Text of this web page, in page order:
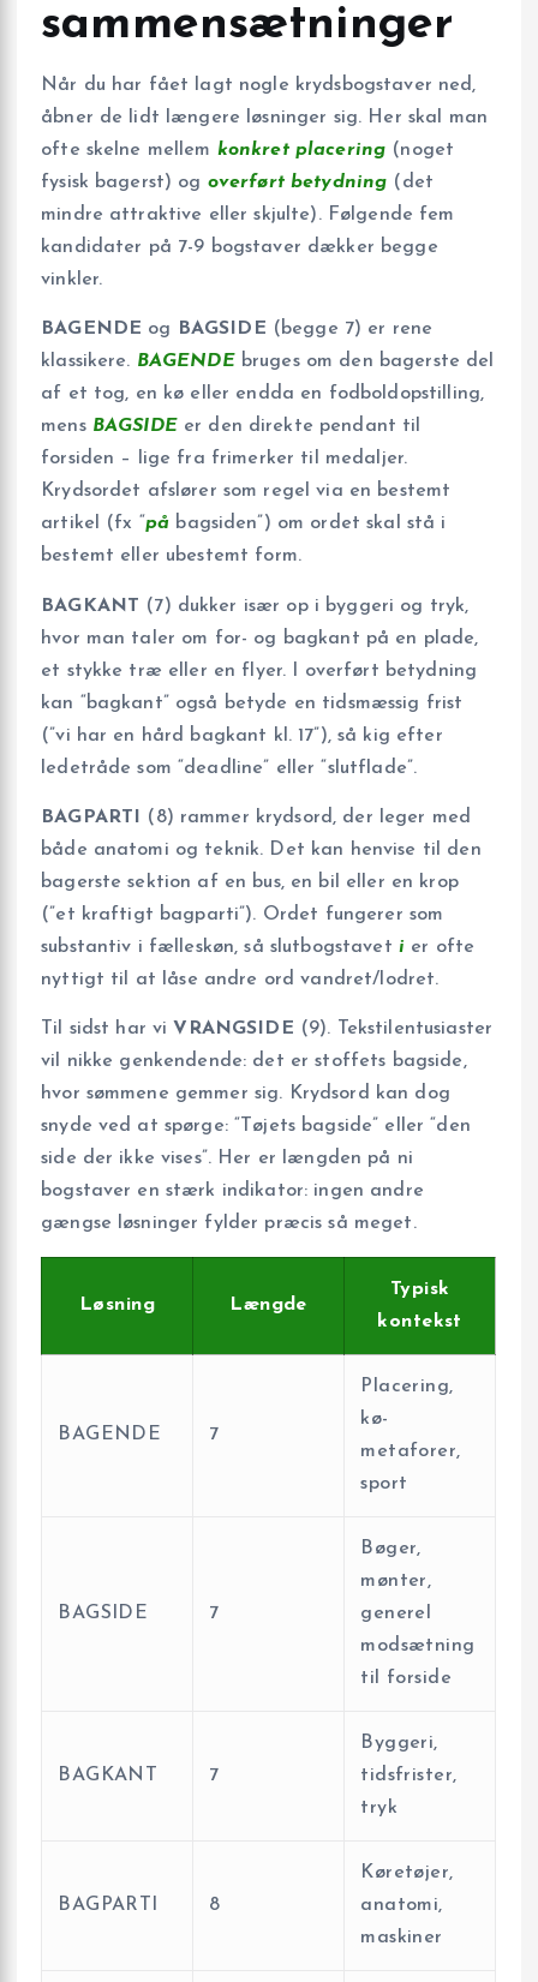
sammensætninger
Når du har fået lagt nogle krydsbogstaver ned,
åbner de lidt længere løsninger sig. Her skal man
ofte skelne mellem konkret placering (noget
fysisk bagerst) og overført betydning (det
mindre attraktive eller skjulte). Følgende fem
kandidater på 7-9 bogstaver dækker begge
vinkler.
BAGENDE og BAGSIDE (begge 7) er rene
klassikere. BAGENDEbruges om den bagerste del
af et tog, en kø eller endda en fodboldopstilling,
mens BAGSIDEer den direkte pendant til
forsiden – lige fra frimerker til medaljer.
Krydsordet afslører som regel via en bestemt
artikel (fx “på bagsiden”) om ordet skal stå i
bestemt eller ubestemt form.
BAGKANT (7) dukker især op i byggeri og tryk,
hvor man taler om for- og bagkant på en plade,
et stykke træ eller en flyer. I overført betydning
kan “bagkant” også betyde en tidsmæssig frist
(”vi har en hård bagkant kl. 17”), så kig efter
ledetråde som “deadline” eller “slutflade”.
BAGPARTI
(8) rammer krydsord, der leger med
både anatomi og teknik. Det kan henvise til den
bagerste sektion af en bus, en bil eller en krop
(”et kraftigt bagparti”). Ordet fungerer som
substantiv i fælleskøn, så slutbogstavet i er ofte
nyttigt til at låse andre ord vandret/lodret.
Til sidst har vi VRANGSIDE (9). Tekstilentusiaster
vil nikke genkendende: det er stoffets bagside,
hvor sømmene gemmer sig. Krydsord kan dog
snyde ved at spørge: “Tøjets bagside” eller “den
side der ikke vises”. Her er længden på ni
bogstaver en stærk indikator: ingen andre
gængse løsninger fylder præcis så meget.
Løsning Længde
Typisk
kontekst
BAGENDE 7
Placering,
kø-
metaforer,
sport
BAGSIDE 7
Bøger,
mønter,
generel
modsætning
til forside
BAGKANT 7
Byggeri,
tidsfrister,
tryk
BAGPARTI 8
Køretøjer,
anatomi,
maskiner